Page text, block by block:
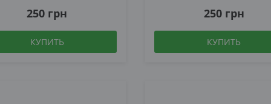
250 грн
КУПИТЬ
250 грн
КУПИТЬ